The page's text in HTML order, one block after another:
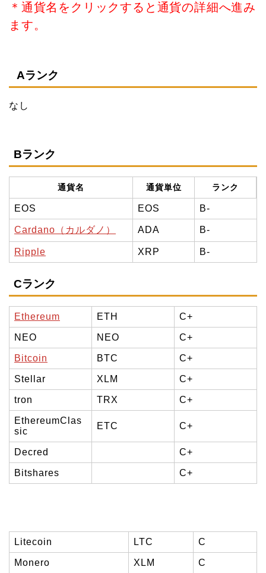
＊通貨名をクリックすると通貨の詳細へ進み
ます。
Aランク
なし
Bランク
通貨名 通貨単位 ランク
EOS EOS B-
Cardano（カルダノ） ADA B-
Ripple XRP B-
Cランク
Ethereum ETH C+
NEO NEO C+
Bitcoin BTC C+
Stellar XLM C+
tron TRX C+
EthereumClas
sic
ETC C+
Decred C+
Bitshares C+
Litecoin LTC C
Monero XLM C